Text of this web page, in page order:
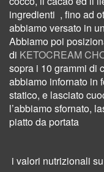
ingredienti , fino ad
abbiamo versato in
Abbiamo poi
di KETOCREAM
sopra i 10 grammi di
abbiamo infornato in
statico, e lasciato
l’abbiamo sfornato,
piatto da portata
i valori nutrizionali